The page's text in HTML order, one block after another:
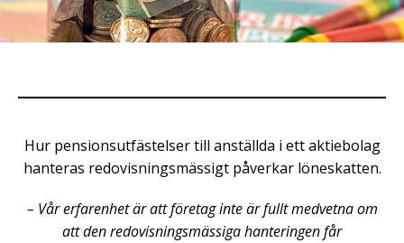
Hur pensionsutfästelser till anställda i ett aktiebolag
hanteras redovisningsmässigt påverkar löneskatten.
– Vår erfarenhet är att företag inte är fullt medvetna om
att den redovisningsmässiga hanteringen får